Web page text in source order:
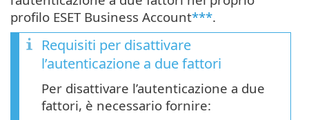
profilo ESET Business Account***.
Requisiti per disattivare
l’autenticazione a due fattori
Per disattivare l’autenticazione a due
fattori, è necessario fornire: